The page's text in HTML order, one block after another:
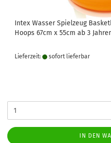
Intex Wasser Spielzeug
Hoops 67cm x 55cm ab 3
Lieferzeit: sofort lie­fer­bar
IN DEN